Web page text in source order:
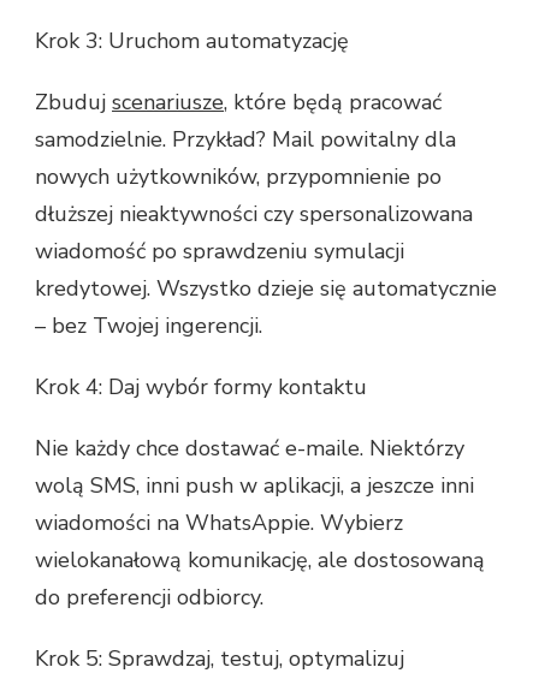
Krok 3: Uruchom automatyzację
Zbuduj scenariusze, które będą pracować
samodzielnie. Przykład? Mail powitalny dla
nowych użytkowników, przypomnienie po
dłuższej nieaktywności czy spersonalizowana
wiadomość po sprawdzeniu symulacji
kredytowej. Wszystko dzieje się automatycznie
– bez Twojej ingerencji.
Krok 4: Daj wybór formy kontaktu
Nie każdy chce dostawać e-maile. Niektórzy
wolą SMS, inni push w aplikacji, a jeszcze inni
wiadomości na WhatsAppie. Wybierz
wielokanałową komunikację, ale dostosowaną
do preferencji odbiorcy.
Krok 5: Sprawdzaj, testuj, optymalizuj